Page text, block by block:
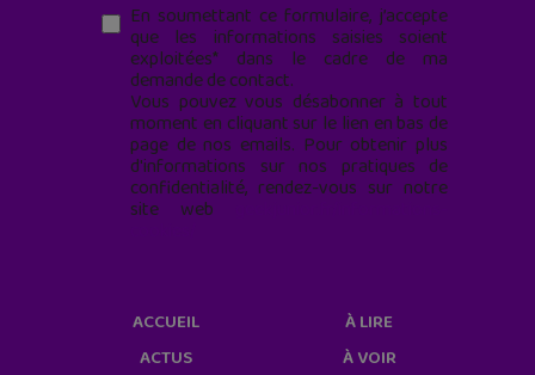
En soumettant ce formulaire, j’accepte
que les informations saisies soient
exploitées* dans le cadre de ma
demande de contact.
Vous pouvez vous désabonner à tout
moment en cliquant sur le lien en bas de
page de nos emails. Pour obtenir plus
d'informations sur nos pratiques de
confidentialité, rendez-vous sur notre
site web
ACCUEIL
ACTUS
À LIRE
À VOIR